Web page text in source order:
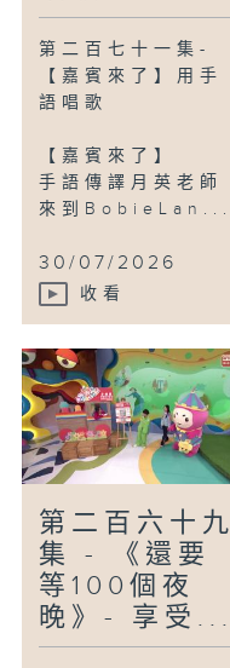
第二百七十一集-
【嘉賓來了】用手
語唱歌
【嘉賓來了】
手語傳譯月英老師
來到BobieLan...
30/07/2026
收看
第二百六十九
集 - 《還要
等100個夜
晚》- 享受...